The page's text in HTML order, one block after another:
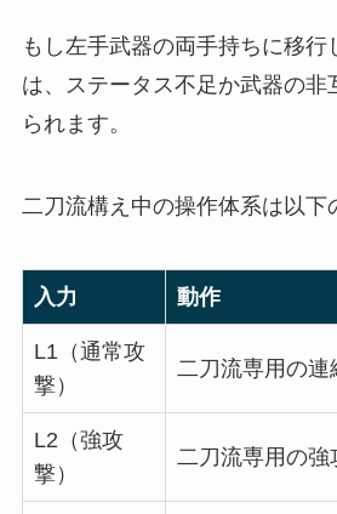
もし左手武器の両手持ちに移行
は、ステータス不足か武器の非
られます。
二刀流構え中の操作体系は以下
入力 動作
L1（通常攻
撃）
二刀流専用の
L2（強攻
撃）
二刀流専用の